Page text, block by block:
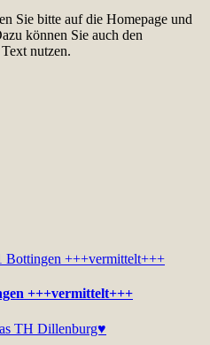
Sie bitte auf die Homepage und
können Sie auch den
nutzen.
+++vermittelt+++